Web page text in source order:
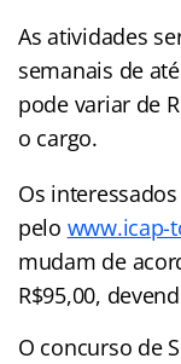
As atividades
semanais de
pode variar de
o cargo.
Os
pelo www.icap-
mudam de
R$95,00,
O concurso de